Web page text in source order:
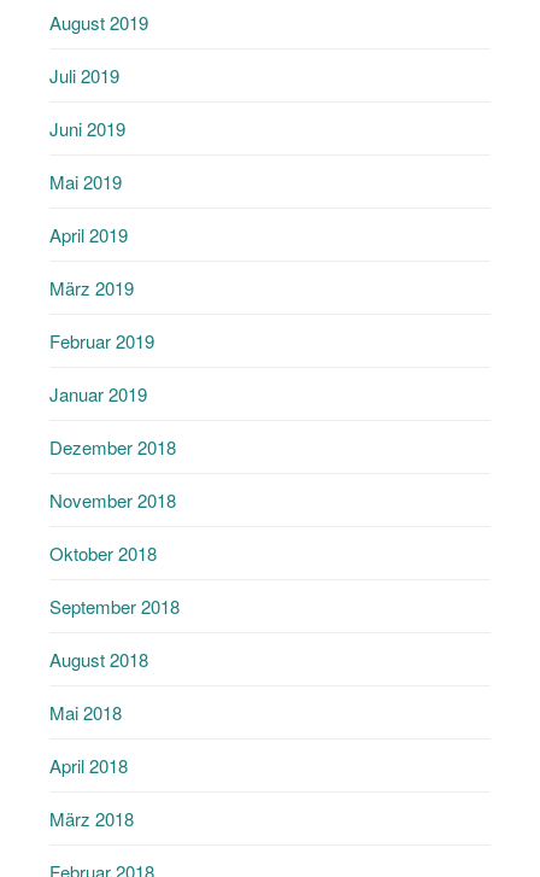
August 2019
Juli 2019
Juni 2019
Mai 2019
April 2019
März 2019
Februar 2019
Januar 2019
Dezember 2018
November 2018
Oktober 2018
September 2018
August 2018
Mai 2018
April 2018
März 2018
Februar 2018